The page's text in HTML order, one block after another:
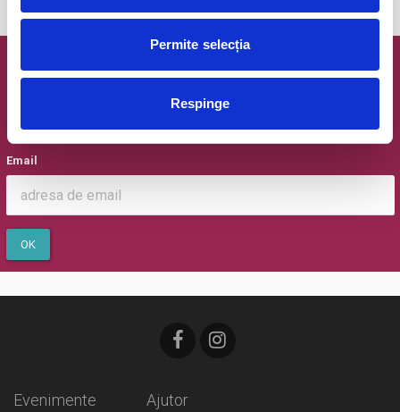
Permite selecția
Respinge
Newsletter @ Bilete.ro
evenimente.
Email
OK
Ajutor
Evenimente